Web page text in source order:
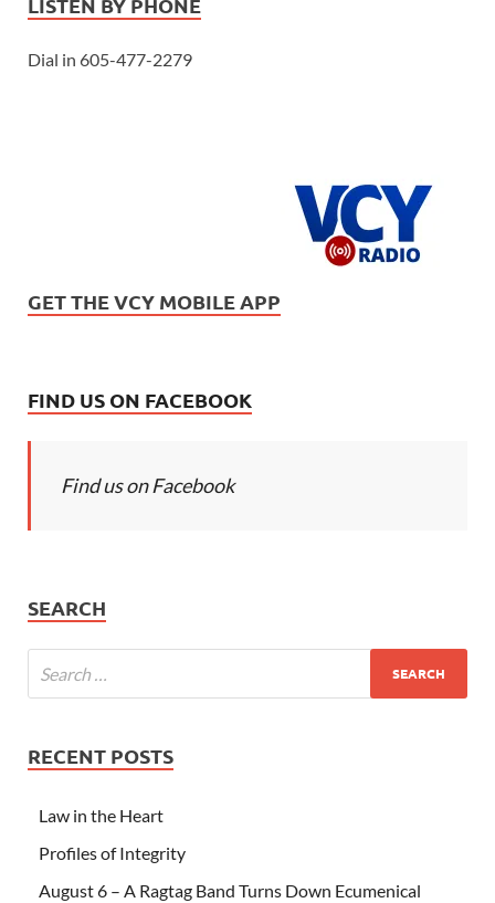
Dial in 605-477-2279
GET THE VCY MOBILE APP
FIND US ON FACEBOOK
Find us on Facebook
SEARCH
RECENT POSTS
Law in the Heart
Profiles of Integrity
August 6 – A Ragtag Band Turns Down Ecumenical